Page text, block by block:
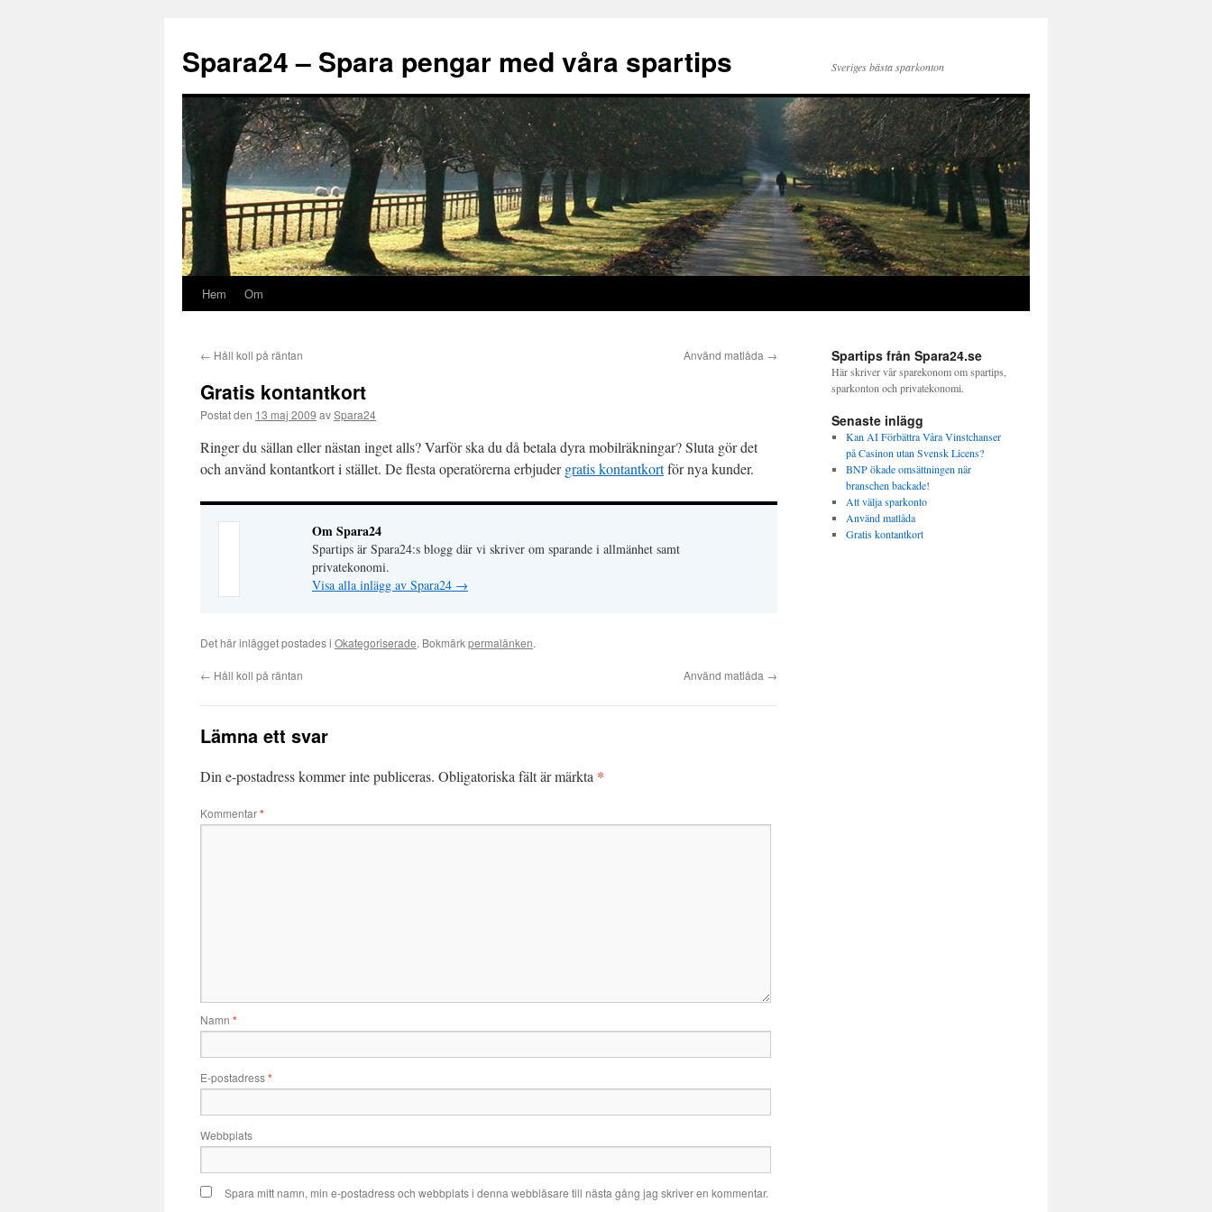
Spara24 – Spara pengar med våra spartips Sveriges bästa sparkonton
Hoppa
innehåll
Hem Om
← Håll koll på räntan Använd matlåda →
Gratis kontantkort
Postat den 13 maj 2009 avSpara24
Ringer du sällan eller nästan inget alls? Varför ska du då betala dyra mobilräkningar? Sluta gör det
och använd kontantkort i stället. De flesta operatörerna erbjudergratis kontantkortför nya kunder.
Om Spara24
Spartips är Spara24:s blogg där vi skriver om sparande i allmänhet samt
privatekonomi.
Visa alla inlägg av Spara24 →
Det här inlägget postades i Okategoriserade. Bokmärkpermalänken.
← Håll koll på räntan Använd matlåda →
Lämna ett svar
Din e-postadress kommer inte publiceras. Obligatoriska fält är märkta *
Kommentar*
Namn *
E-postadress*
Webbplats
Spara mitt namn, min e-postadress och webbplats i denna webbläsare till nästa gång jag skriver en kommentar.
Spartips från Spara24.se
Här skriver vår sparekonom om spartips,
sparkonton och privatekonomi.
Senaste inlägg
Kan AI Förbättra Våra Vinstchanser
på Casinon utan Svensk Licens?
BNP ökade omsättningen när
branschen backade!
Att välja sparkonto
Använd matlåda
Gratis kontantkort